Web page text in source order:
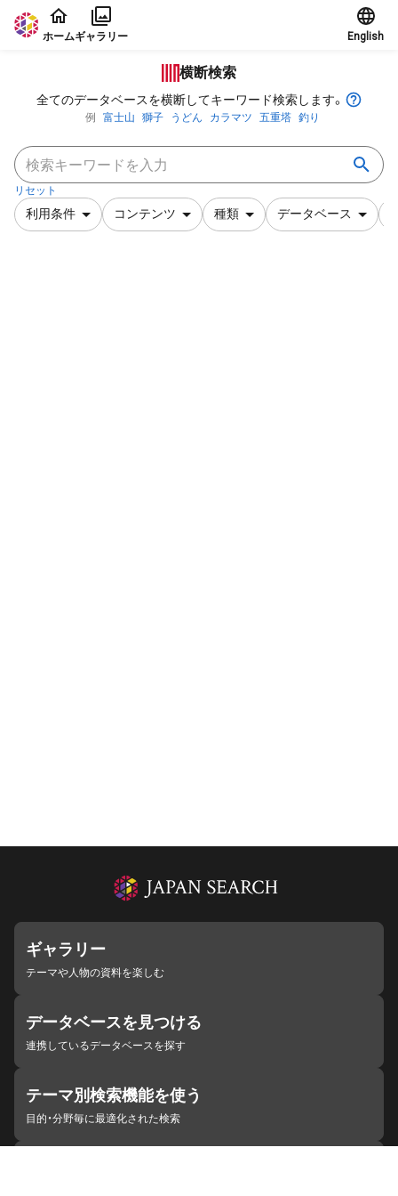
本文に飛ぶ
ホームギャラリー English
横断検索
全てのデータベースを横断してキーワード検索します。
例 富士山 獅子 うどん カラマツ 五重塔 釣り
リセット
利用条件 コンテンツ 種類 データベース
ギャラリー
テーマや人物の資料を楽しむ
データベースを見つける
連携しているデータベースを探す
テーマ別検索機能を使う
目的・分野毎に最適化された検索